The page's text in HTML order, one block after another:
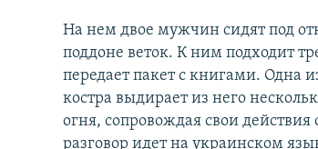
На нем двое мужчин сидят под
поддоне веток. К ним подходит
передает пакет с книгами. Одна
костра выдирает из него
огня, сопровождая свои
разговор идет на украинском